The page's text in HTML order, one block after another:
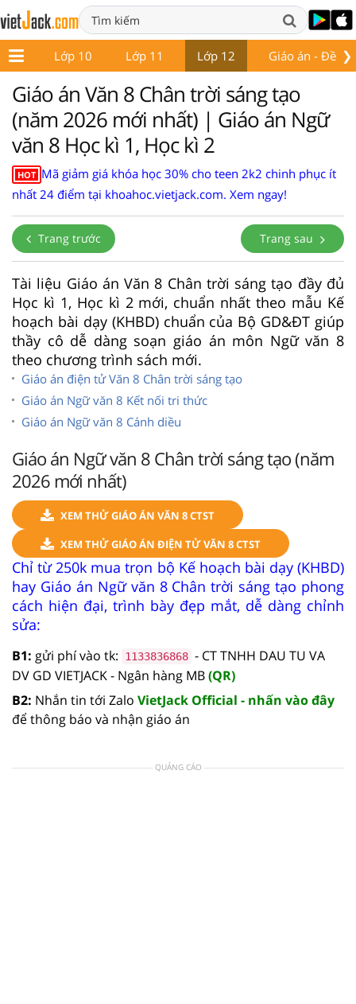
❯
9 Lớp 10 Lớp 11 Lớp 12 Giáo án - Đề thi
Giáo án Văn 8 Chân trời sáng tạo
(năm 2026 mới nhất) | Giáo án Ngữ
văn 8 Học kì 1, Học kì 2
HOT Mã giảm giá khóa học 30% cho teen 2k2 chinh phục ít
nhất 24 điểm tại khoahoc.vietjack.com. Xem ngay!
Trang trước Trang sau
Tài liệu Giáo án Văn 8 Chân trời sáng tạo đầy đủ
Học kì 1, Học kì 2 mới, chuẩn nhất theo mẫu Kế
hoạch bài dạy (KHBD) chuẩn của Bộ GD&ĐT giúp
thầy cô dễ dàng soạn giáo án môn Ngữ văn 8
theo chương trình sách mới.
Giáo án điện tử Văn 8 Chân trời sáng tạo
Giáo án Ngữ văn 8 Kết nối tri thức
Giáo án Ngữ văn 8 Cánh diều
Giáo án Ngữ văn 8 Chân trời sáng tạo (năm
2026 mới nhất)
XEM THỬ GIÁO ÁN VĂN 8 CTST
XEM THỬ GIÁO ÁN ĐIỆN TỬ VĂN 8 CTST
Chỉ từ 250k mua trọn bộ Kế hoạch bài dạy (KHBD)
hay Giáo án Ngữ văn 8 Chân trời sáng tạo phong
cách hiện đại, trình bày đẹp mắt, dễ dàng chỉnh
sửa:
B1: gửi phí vào tk: 1133836868 - CT TNHH DAU TU VA
DV GD VIETJACK - Ngân hàng MB(QR)
B2: Nhắn tin tới Zalo VietJack Official - nhấn vào đây
để thông báo và nhận giáo án
QUẢNG CÁO